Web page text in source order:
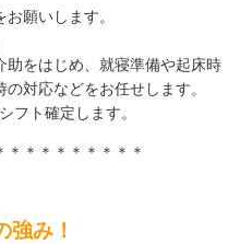
願いします。
助をはじめ、就寝準備や起床時
対応などをお任せします。
フト確定します。
＊＊＊＊＊＊＊＊＊
強み！